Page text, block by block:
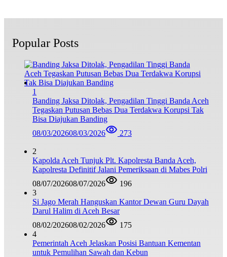
Popular Posts
1
Banding Jaksa Ditolak, Pengadilan Tinggi Banda Aceh
Tegaskan Putusan Bebas Dua Terdakwa Korupsi Tak
Bisa Diajukan Banding
08/03/202608/03/2026 273
2
Kapolda Aceh Tunjuk Plt. Kapolresta Banda Aceh,
Kapolresta Definitif Jalani Pemeriksaan di Mabes Polri
08/07/202608/07/2026
196
3
Si Jago Merah Hanguskan Kantor Dewan Guru Dayah
Darul Halim di Aceh Besar
08/02/202608/02/2026
175
4
Pemerintah Aceh Jelaskan Posisi Bantuan Kementan
untuk Pemulihan Sawah dan Kebun